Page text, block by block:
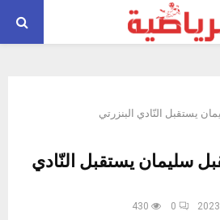
يستقبل النّادي البنزرتي
سليمان يستقبل النّادي
0
430